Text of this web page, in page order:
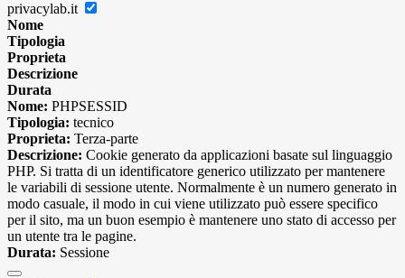
privacylab.it
Nome
Tipologia
Proprieta
Descrizione
Durata
Nome: PHPSESSID
Tipologia: tecnico
Proprieta: Terza-parte
Descrizione: Cookie generato da applicazioni basate sul linguaggio
PHP. Si tratta di un identificatore generico utilizzato per mantenere
le variabili di sessione utente. Normalmente è un numero generato in
modo casuale, il modo in cui viene utilizzato può essere specifico
per il sito, ma un buon esempio è mantenere uno stato di accesso per
un utente tra le pagine.
Durata: Sessione